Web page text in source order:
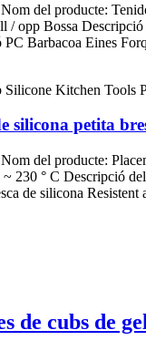
del producte:
/ opp Bossa
Barbacoa Eines
silicona petita
del producte:
230 ° C Descripció
de silicona
de cubs de